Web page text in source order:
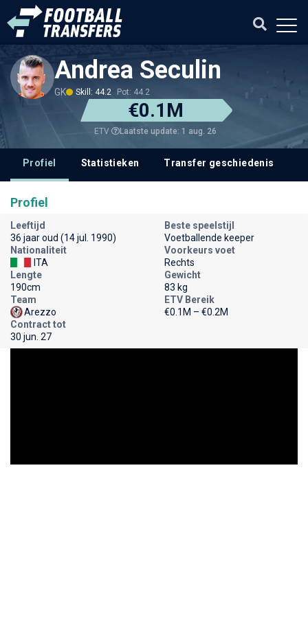
Andrea Seculin
GK Skill: 44.2 Pot: 44.2
€0.1M
ETV Laatste update: 1 aug. 26
Profiel Statistieken Transfer geschiedenis
Profiel
Leeftijd
36 jaar oud (14 jul. 1990)
Beste speelstijl
Voetballende keeper
Nationaliteit
ITA
Voorkeurs voet
Rechts
Lengte
190cm
Gewicht
83 kg
Team
Arezzo
ETV Bereik
€0.1M – €0.2M
Contract tot
30 jun. 27